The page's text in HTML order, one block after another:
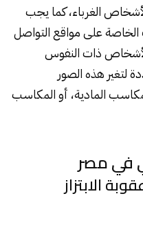
الغرباء، كما يجب
الخاصة على مواقع التواصل
ذات النفوس
لتغير هذه الصور
المادية، أو المكاسب
في مصر
الابتزاز